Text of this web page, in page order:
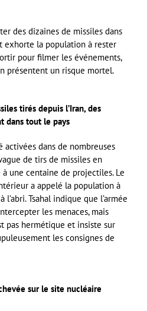
des dizaines de missiles dans
exhorte la population à rester
pour filmer les événements,
présentent un risque mortel.
tirés depuis l’Iran, des
dans tout le pays
activées dans de nombreuses
de tirs de missiles en
à une centaine de projectiles. Le
a appelé la population à
Tsahal indique que l’armée
les menaces, mais
pas hermétique et insiste sur
les consignes de
sur le site nucléaire